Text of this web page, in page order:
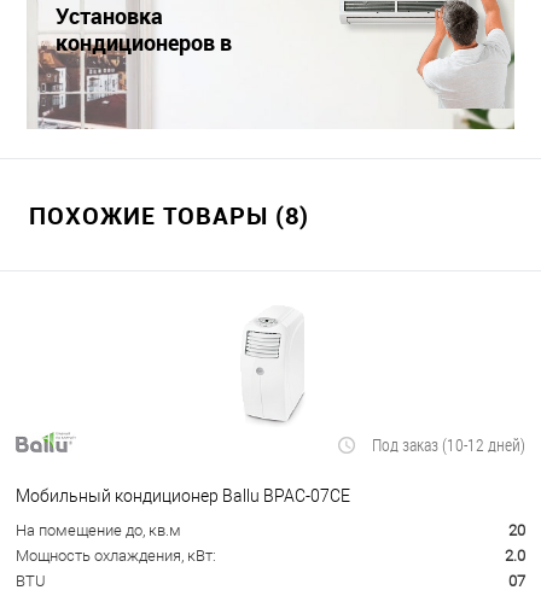
Установка
кондиционеров в
Краснодаре
ПОХОЖИЕ ТОВАРЫ (8)
Под заказ (10-12 дней)
Мобильный кондиционер Ballu BPAC-07CE
На помещение до, кв.м
20
Мощность охлаждения, кВт:
2.0
BTU
07